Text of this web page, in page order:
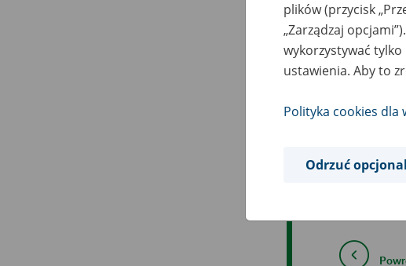
21:00 do
w
w
plików (przycisk
„Zarządzaj
wykorzystywać
ustawienia. Aby to
Polityka cookies dla
Odrzuć